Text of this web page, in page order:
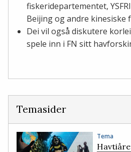
fiskeridepartementet,
Beijing og andre kinesiske
Dei vil også diskutere
spele inn i FN sitt
Temasider
Tema